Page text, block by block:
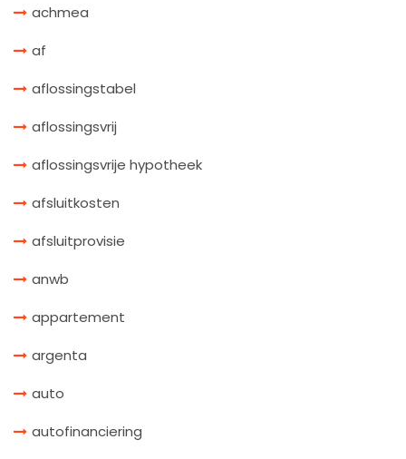
achmea
af
aflossingstabel
aflossingsvrij
aflossingsvrije hypotheek
afsluitkosten
afsluitprovisie
anwb
appartement
argenta
auto
autofinanciering